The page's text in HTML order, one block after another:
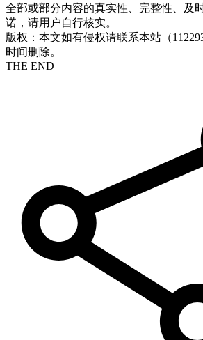
全部或部分内容的真实性、完整性、及
诺，请用户自行核实。
版权：本文如有侵权请联系本站（
时间删除。
THE END